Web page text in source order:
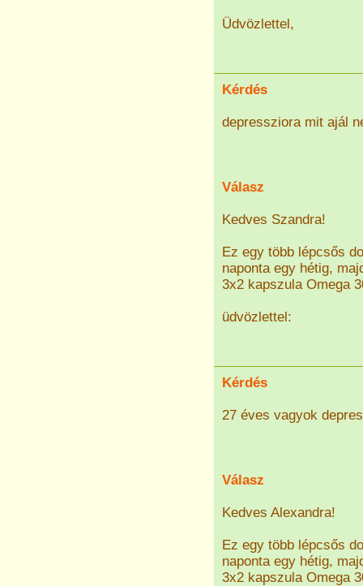
Üdvözlettel,
Kérdés
depressziora mit ajál
Válasz
Kedves Szandra!
Ez egy több lépcsős
naponta egy hétig,
3x2 kapszula Omega
üdvözlettel:
Kérdés
27 éves vagyok
Válasz
Kedves Alexandra!
Ez egy több lépcsős
naponta egy hétig,
3x2 kapszula Omega